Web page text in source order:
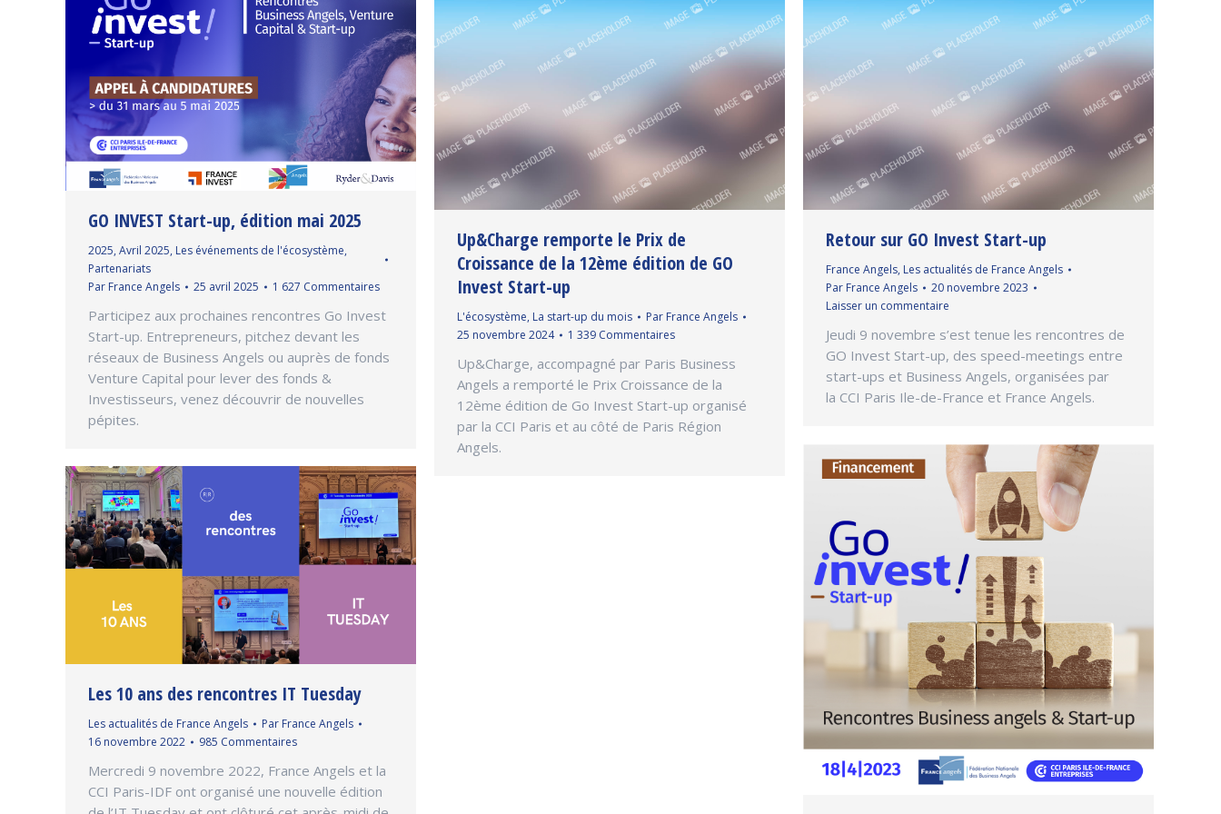
GO INVEST Start-up, édition mai 2025
2025, Avril 2025, Les événements de l'écosystème,
Partenariats
Par France Angels 25 avril 2025 1 627 Commentaires
Participez aux prochaines rencontres Go Invest
Start-up. Entrepreneurs, pitchez devant les
réseaux de Business Angels ou auprès de fonds
Venture Capital pour lever des fonds &
Investisseurs, venez découvrir de nouvelles
pépites.
Up&Charge remporte le Prix de
Croissance de la 12ème édition de GO
Invest Start-up
L'écosystème, La start-up du mois Par France Angels
25 novembre 2024
1 339 Commentaires
Up&Charge, accompagné par Paris Business
Angels a remporté le Prix Croissance de la
12ème édition de Go Invest Start-up organisé
par la CCI Paris et au côté de Paris Région
Angels.
Retour sur GO Invest Start-up
France Angels, Les actualités de France Angels
Par France Angels
20 novembre 2023
Laisser un commentaire
Jeudi 9 novembre s’est tenue les rencontres de
GO Invest Start-up, des speed-meetings entre
start-ups et Business Angels, organisées par
la CCI Paris Ile-de-France et France Angels.
Les 10 ans des rencontres IT Tuesday
Les actualités de France Angels Par France Angels
16 novembre 2022
985 Commentaires
Mercredi 9 novembre 2022, France Angels et la
CCI Paris-IDF ont organisé une nouvelle édition